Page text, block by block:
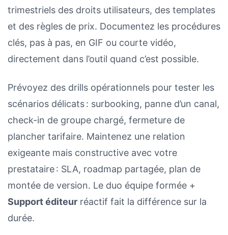
trimestriels des droits utilisateurs, des templates
et des règles de prix. Documentez les procédures
clés, pas à pas, en GIF ou courte vidéo,
directement dans l’outil quand c’est possible.
Prévoyez des drills opérationnels pour tester les
scénarios délicats : surbooking, panne d’un canal,
check-in de groupe chargé, fermeture de
plancher tarifaire. Maintenez une relation
exigeante mais constructive avec votre
prestataire : SLA, roadmap partagée, plan de
montée de version. Le duo équipe formée +
Support éditeur réactif fait la différence sur la
durée.